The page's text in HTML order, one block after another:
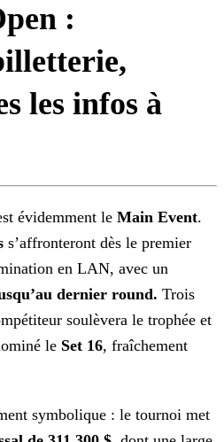
:
les infos à
évidemment le Main Event.
s’affronteront dès le premier
en LAN, avec un
dernier round. Trois
soulèvera le trophée et
le Set 16, fraîchement
symbolique : le tournoi met